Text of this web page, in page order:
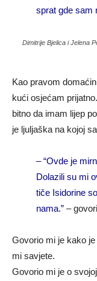
sprat gde sam
Dimitrije Bjelica i Jelena
Kao pravom
kući osjećam
bitno da imam lijep
je ljuljaška na kojoj
– “Ovde je
Dolazili su mi
tiče Isidorine
nama.” –
Govorio mi je kako
mi savjete.
Govorio mi je o